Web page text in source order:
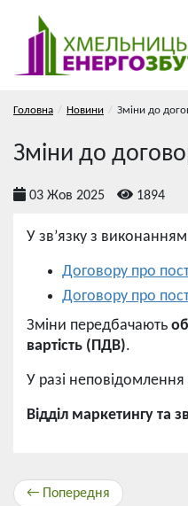
Головна Новини Зміни до
Зміни до
03 Жов 2025 1894
У зв’язку з
Договору про
Договору про
Зміни передбачають
вартість (ПДВ).
У разі неповідомлення
Відділ маркетингу та
← Попередня